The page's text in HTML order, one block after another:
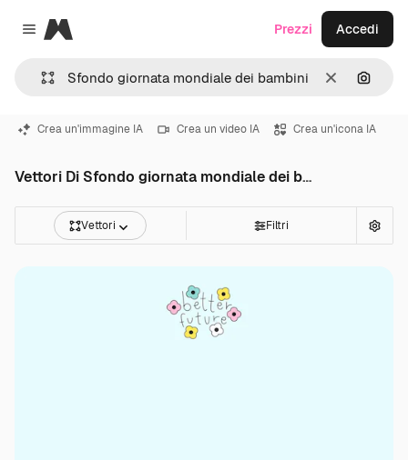
Close menu
Magnific
CancellaCerca
Prezzi Accedi
Crea un'immagine IA Crea un video IA Crea un'icona IA
Vettori Di Sfondo giornata mondiale dei bambini
Vettori Filtri